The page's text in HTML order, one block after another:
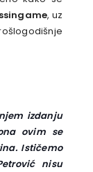
, uz
izdanju
ovim se
Ističemo
nisu